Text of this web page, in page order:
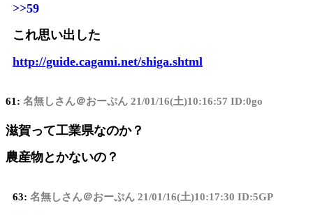
>>59
これ思い出した
http://guide.cagami.net/shiga.shtml
61: 名無しさん＠おーぷん 21/01/16(土)10:16:57 ID:0go
滋賀って工業県なのか？
農産物とかないの？
63: 名無しさん＠おーぷん 21/01/16(土)10:17:30 ID:5GP